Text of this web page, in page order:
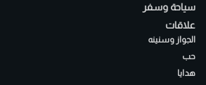
سياحة وسفر
علاقات
الجواز وسنينه
حب
هدايا